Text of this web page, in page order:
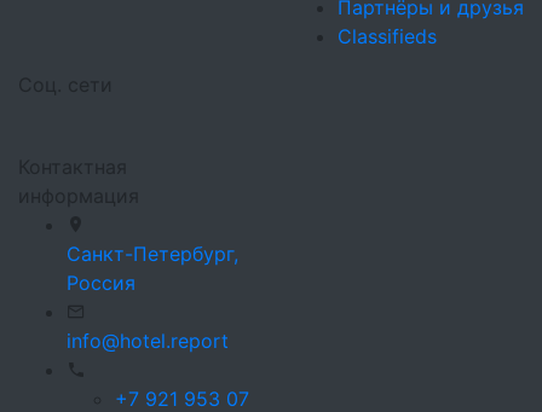
Партнёры и друзья
Classifieds
Соц. сети
Контактная
информация
Санкт-Петербург,
Россия
info@hotel.report
+7 921 953 07